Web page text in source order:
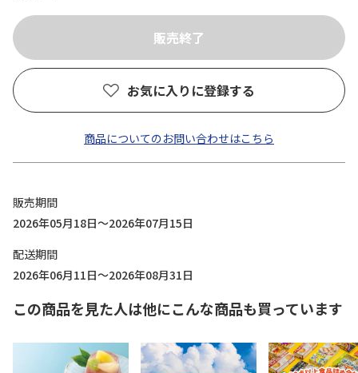
お気に入りに登録する
商品についてのお問い合わせはこちら
販売期間
2026年05月18日～2026年07月15日
配送期間
2026年06月11日～2026年08月31日
この商品を見た人は他にこんな商品も買っています